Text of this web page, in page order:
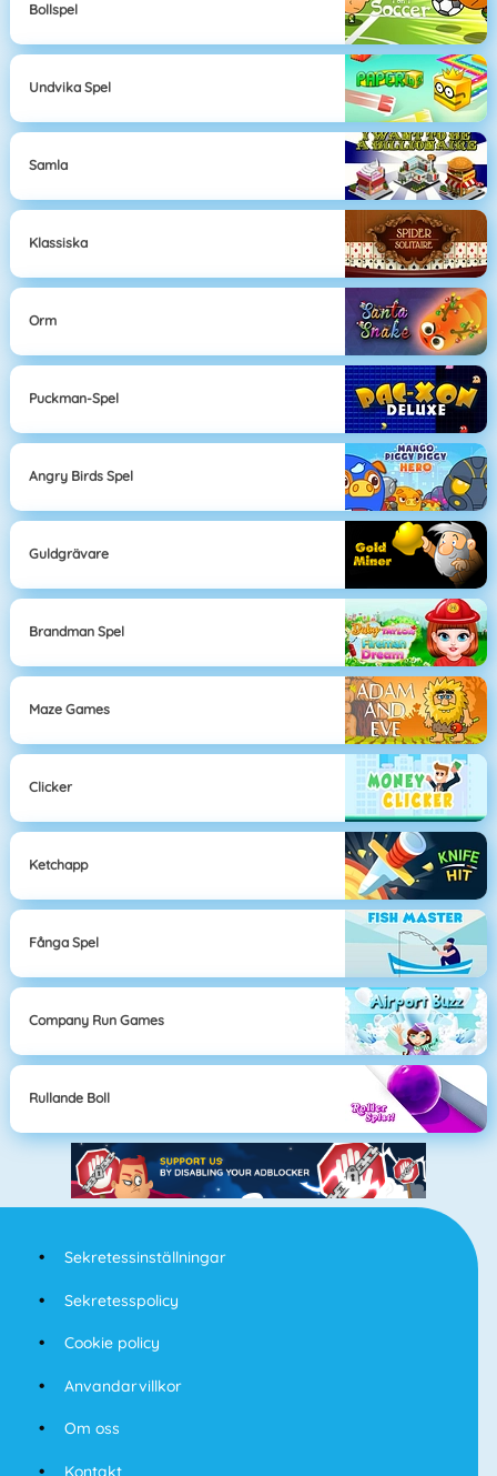
Bollspel
Undvika Spel
Samla
Klassiska
Orm
Puckman-Spel
Angry Birds Spel
Guldgrävare
Brandman Spel
Maze Games
Clicker
Ketchapp
Fånga Spel
Company Run Games
Rullande Boll
Sekretessinställningar
Sekretesspolicy
Cookie policy
Anvandarvillkor
Om oss
Kontakt